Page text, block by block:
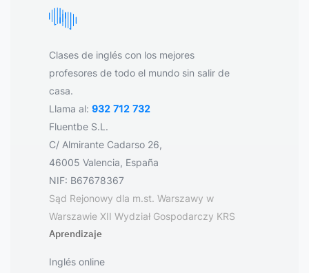
Clases de inglés con los mejores
profesores de todo el mundo sin salir de
casa.
Llama al: 932 712 732
Fluentbe S.L.
C/ Almirante Cadarso 26,
46005 Valencia, España
NIF: B67678367
Sąd Rejonowy dla m.st. Warszawy w
Warszawie XII Wydział Gospodarczy KRS
Aprendizaje
Inglés online